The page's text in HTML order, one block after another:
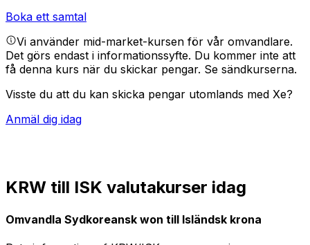
Boka ett samtal
Vi använder mid-market-kursen för vår omvandlare.
Det görs endast i informationssyfte. Du kommer inte att
få denna kurs när du skickar pengar. Se sändkurserna.
Visste du att du kan skicka pengar utomlands med Xe?
Anmäl dig idag
KRW till ISK valutakurser idag
Omvandla Sydkoreansk won till Isländsk krona